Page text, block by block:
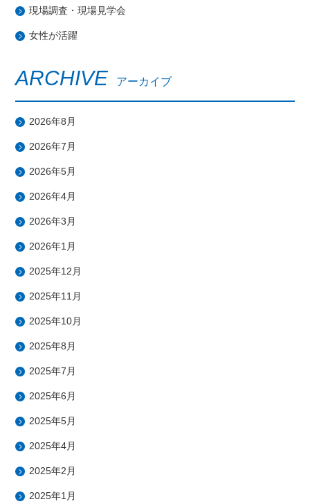
現場調査・現場見学会
女性が活躍
ARCHIVE アーカイブ
2026年8月
2026年7月
2026年5月
2026年4月
2026年3月
2026年1月
2025年12月
2025年11月
2025年10月
2025年8月
2025年7月
2025年6月
2025年5月
2025年4月
2025年2月
2025年1月